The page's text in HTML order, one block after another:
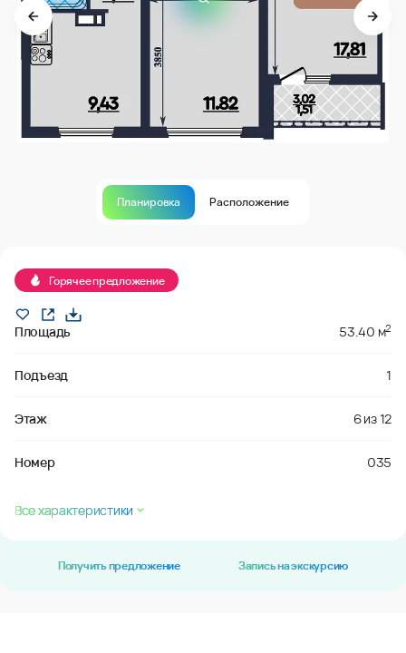
Планировка Расположение
Горячее предложение
Площадь 53.40 м2
Подъезд 1
Этаж 6из12
Номер 035
Все характеристики
Получить предложение Запись на экскурсию